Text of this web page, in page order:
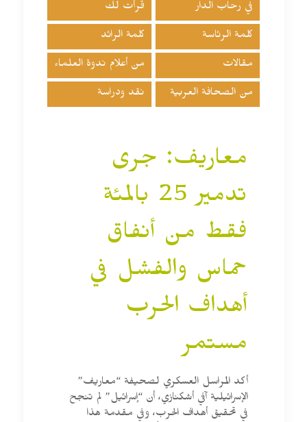
في رحاب الدار قرأت لك
كلمة الرئاسة كلمة الرائد
مقالات من أعلام ندوة العلماء
من الصحافة العربية نقد ودراسة
معاريف: جرى
تدمير 25 بالمئة
فقط من أنفاق
حماس والفشل في
أهداف الحرب
مستمر
أكد المراسل العسكري لصحيفة “معاريف”
الإسرائيلية آفي أشكنازي، أن “إسرائيل” لم تنجح
في تحقيق أهداف الحرب، وفي مقدمة هذا